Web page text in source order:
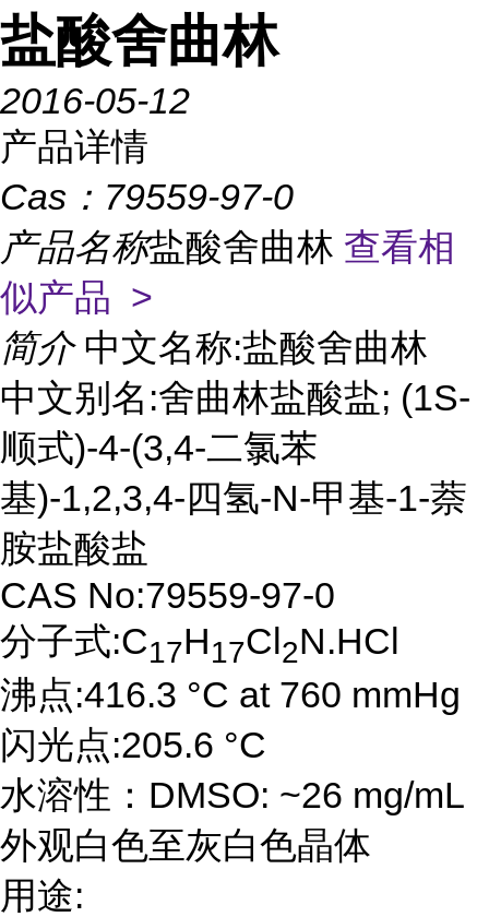
盐酸舍曲林
2016-05-12
产品详情
Cas： 79559-97-0
产品名称盐酸舍曲林 查看相
似产品 >
简介 中文名称:盐酸舍曲林
中文别名:舍曲林盐酸盐; (1S-
顺式)-4-(3,4-二氯苯
基)-1,2,3,4-四氢-N-甲基-1-萘
胺盐酸盐
CAS No:79559-97-0
分子式:C17H17Cl2N.HCl
沸点:416.3 °C at 760 mmHg
闪光点:205.6 °C
水溶性：DMSO: ~26 mg/mL
外观白色至灰白色晶体
用途: